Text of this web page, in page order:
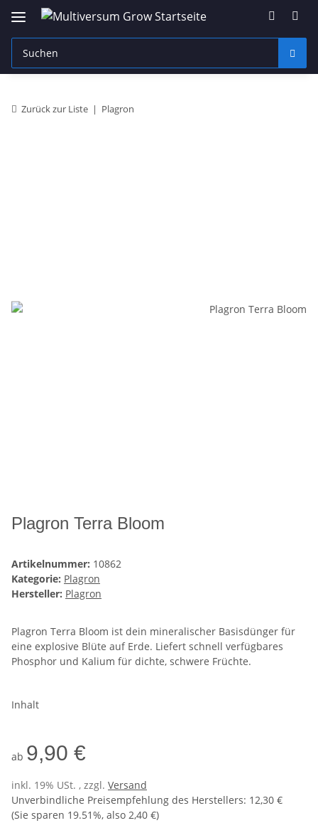
Zurück zur Liste Plagron
Plagron Terra Bloom
Artikelnummer: 10862
Kategorie: Plagron
Hersteller: Plagron
Plagron Terra Bloom ist dein mineralischer Basisdünger für
eine explosive Blüte auf Erde. Liefert schnell verfügbares
Phosphor und Kalium für dichte, schwere Früchte.
Inhalt
ab 9,90 €
inkl. 19% USt. , zzgl. Versand
Unverbindliche Preisempfehlung des Herstellers: 12,30 €
(Sie sparen 19.51%, also 2,40 €)